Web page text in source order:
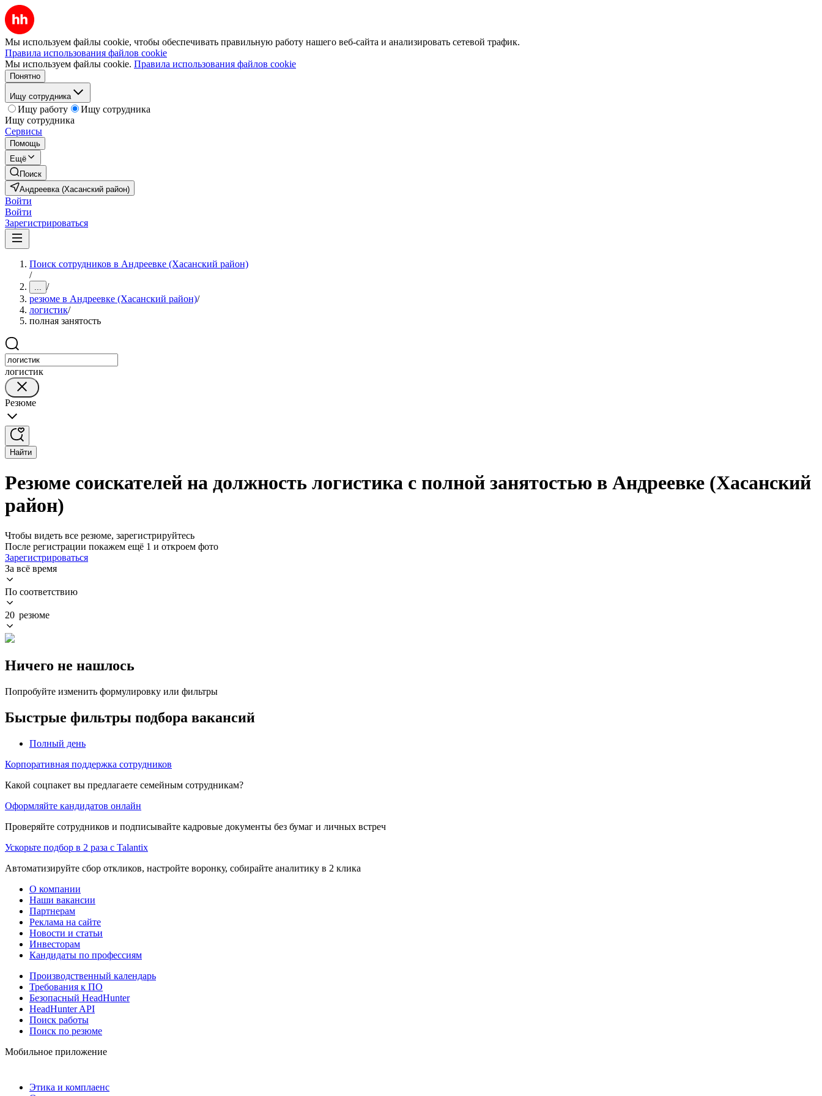
Мы используем файлы cookie, чтобы обеспечивать правильную работу нашего веб-сайта и анализировать сетевой трафик.
Правила использования файлов cookie
Мы используем файлы cookie. Правила использования файлов cookie
Понятно
Ищу сотрудника
Ищу работу
Ищу сотрудника
Ищу сотрудника
Сервисы
Помощь
Ещё
Поиск
Андреевка (Хасанский район)
Войти
Войти
Зарегистрироваться
Поиск сотрудников в Андреевке (Хасанский район)
/
... /
резюме в Андреевке (Хасанский район)/
логистик/
полная занятость
логистик
Резюме
Найти
Резюме соискателей на должность логистика с полной занятостью в Андреевке (Хасанский
район)
Чтобы видеть все резюме, зарегистрируйтесь
После регистрации покажем ещё 1 и откроем фото
Зарегистрироваться
За всё время
По соответствию
20 резюме
Ничего не нашлось
Попробуйте изменить формулировку или фильтры
Быстрые фильтры подбора вакансий
Полный день
Корпоративная поддержка сотрудников
Какой соцпакет вы предлагаете семейным сотрудникам?
Оформляйте кандидатов онлайн
Проверяйте сотрудников и подписывайте кадровые документы без бумаг и личных встреч
Ускорьте подбор в 2 раза с Talantix
Автоматизируйте сбор откликов, настройте воронку, собирайте аналитику в 2 клика
О компании
Наши вакансии
Партнерам
Реклама на сайте
Новости и статьи
Инвесторам
Кандидаты по профессиям
Производственный календарь
Требования к ПО
Безопасный HeadHunter
HeadHunter API
Поиск работы
Поиск по резюме
Мобильное приложение
Этика и комплаенс